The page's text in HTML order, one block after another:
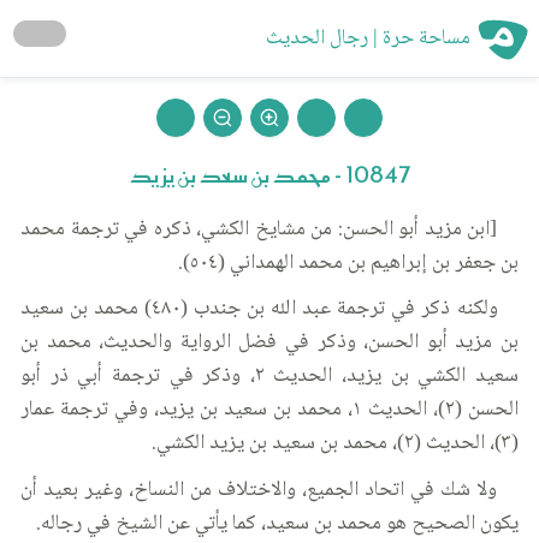
مساحة حرة | رجال الحديث
10847 - محمد بن سعد بن يزيد
[ابن مزيد أبو الحسن: من مشايخ الكشي، ذكره في ترجمة محمد
بن جعفر بن إبراهيم بن محمد الهمداني (٥٠٤).
ولكنه ذكر في ترجمة عبد الله بن جندب (٤٨٠) محمد بن سعيد
بن مزيد أبو الحسن، وذكر في فضل الرواية والحديث، محمد بن
سعيد الكشي بن يزيد، الحديث ٢، وذكر في ترجمة أبي ذر أبو
الحسن (٢)، الحديث ١، محمد بن سعيد بن يزيد، وفي ترجمة عمار
(٣)، الحديث (٢)، محمد بن سعيد بن يزيد الكشي.
ولا شك في اتحاد الجميع، والاختلاف من النساخ، وغير بعيد أن
يكون الصحيح هو محمد بن سعيد، كما يأتي عن الشيخ في رجاله.